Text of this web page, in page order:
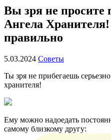
Вы зря не просите
Ангела Хранителя!
правильно
5.03.2024 Советы
Ты зря не прибегаешь
хранителя!
Ему можно надоедать
самому близкому другу: